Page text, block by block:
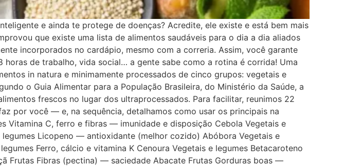
e ainda te protege de doenças? Acredite, ele existe e está bem mais
que existe uma lista de alimentos saudáveis para o dia a dia aliados
incorporados no cardápio, mesmo com a correria. Assim, você garante
de trabalho, vida social… a gente sabe como a rotina é corrida! Uma
in natura e minimamente processados de cinco grupos: vegetais e
o Guia Alimentar para a População Brasileira, do Ministério da Saúde, a
frescos no lugar dos ultraprocessados. Para facilitar, reunimos 22
por você — e, na sequência, detalhamos como usar os principais na
Vitamina C, ferro e fibras — imunidade e disposição Cebola Vegetais e
Licopeno — antioxidante (melhor cozido) Abóbora Vegetais e
Ferro, cálcio e vitamina K Cenoura Vegetais e legumes Betacaroteno
Frutas Fibras (pectina) — saciedade Abacate Frutas Gorduras boas —